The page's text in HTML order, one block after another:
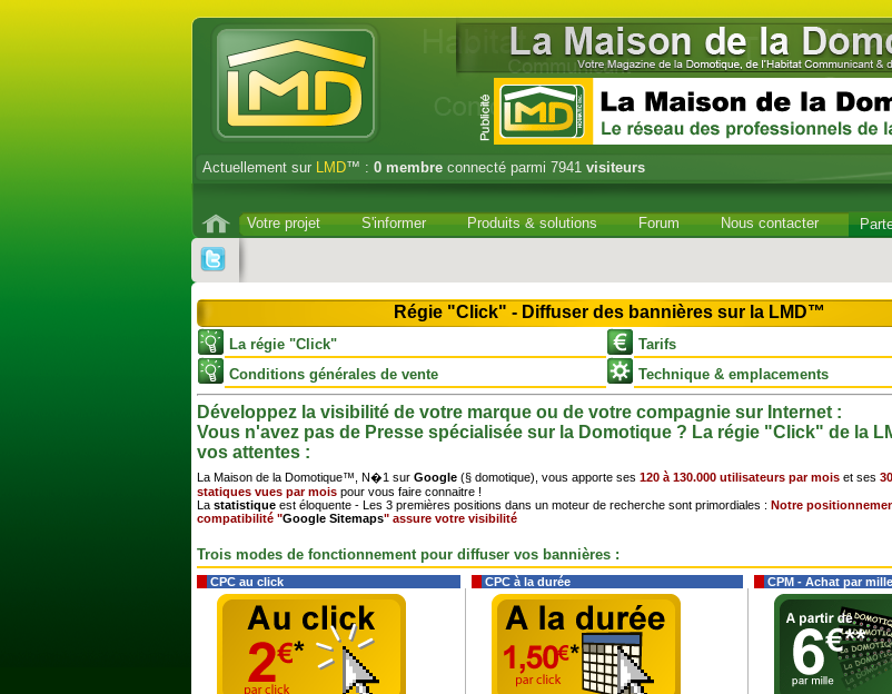
Actuellement sur LMD™ : 0 membre connecté parmi 7941 visiteurs
Votre projet S'informer Produits & solutions Forum Nous contacter
Régie "Click" - Diffuser des bannières sur la LMD™
La régie "Click"
Tarifs
Conditions générales de vente
Technique & emplacements
Développez la visibilité de votre marque ou de votre compagnie sur Internet :
Vous n'avez pas de Presse spécialisée sur la Domotique ? La régie "Click" de la
vos attentes :
La Maison de la Domotique™, N�1 sur Google (§ domotique), vous apporte ses 120 à 130.000 utilisateurs par mois et ses
statiques vues par mois pour vous faire connaitre !
La statistique est éloquente - Les 3 premières positions dans un moteur de recherche sont primordiales : Notre
compatibilité "Google Sitemaps" assure votre visibilité
Trois modes de fonctionnement pour diffuser vos bannières :
CPC au click CPC à la durée CPM - Achat par mille